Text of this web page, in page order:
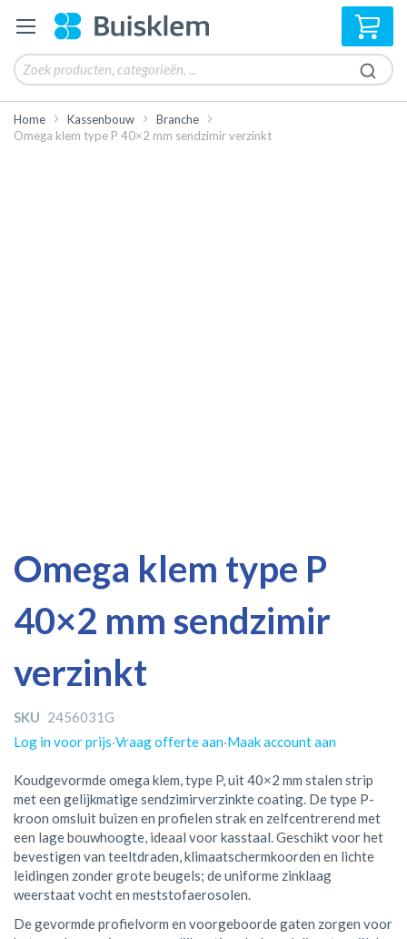
Home Kassenbouw
Branche
Omega klem type P 40×2 mm sendzimir verzinkt
Omega klem type P
40×2 mm sendzimir
verzinkt
SKU 2456031G
Log in voor prijs·Vraag offerte aan·Maak account aan
Koudgevormde omega klem, type P, uit 40×2 mm stalen strip
met een gelijkmatige sendzimirverzinkte coating. De type P-
kroon omsluit buizen en profielen strak en zelfcentrerend met
een lage bouwhoogte, ideaal voor kasstaal. Geschikt voor het
bevestigen van teeltdraden, klimaatschermkoorden en lichte
leidingen zonder grote beugels; de uniforme zinklaag
weerstaat vocht en meststofaerosolen.
De gevormde profielvorm en voorgeboorde gaten zorgen voor
naar
einde
van
afbeeldingen-
gallerij
naar
begin
van
afbeeldingen-
gallerij